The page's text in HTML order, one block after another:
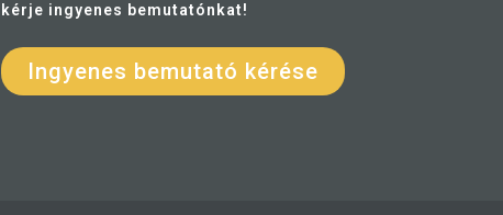
kérje ingyenes bemutatónkat!
Ingyenes bemutató kérése